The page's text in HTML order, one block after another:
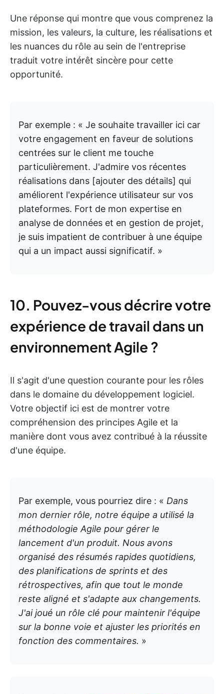
Une réponse qui montre que vous comprenez la
mission, les valeurs, la culture, les réalisations et
les nuances du rôle au sein de l'entreprise
traduit votre intérêt sincère pour cette
opportunité.
Par exemple : « Je souhaite travailler ici car
votre engagement en faveur de solutions
centrées sur le client me touche
particulièrement. J'admire vos récentes
réalisations dans [ajouter des détails] qui
améliorent l'expérience utilisateur sur vos
plateformes. Fort de mon expertise en
analyse de données et en gestion de projet,
je suis impatient de contribuer à une équipe
qui a un impact aussi significatif. »
10. Pouvez-vous décrire votre
expérience de travail dans un
environnement Agile ?
Il s'agit d'une question courante pour les rôles
dans le domaine du développement logiciel.
Votre objectif ici est de montrer votre
compréhension des principes Agile et la
manière dont vous avez contribué à la réussite
d'une équipe.
Par exemple, vous pourriez dire : « Dans
mon dernier rôle, notre équipe a utilisé la
méthodologie Agile pour gérer le
lancement d'un produit. Nous avons
organisé des résumés rapides quotidiens,
des planifications de sprints et des
rétrospectives, afin que tout le monde
reste aligné et s'adapte aux changements.
J'ai joué un rôle clé pour maintenir l'équipe
sur la bonne voie et ajuster les priorités en
fonction des commentaires. »